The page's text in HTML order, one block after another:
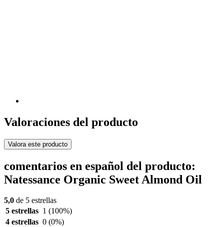
Valoraciones del producto
Valora este producto
comentarios en español del producto:
Natessance Organic Sweet Almond Oil
5,0 de 5 estrellas
5 estrellas 1 (100%)
4 estrellas 0 (0%)